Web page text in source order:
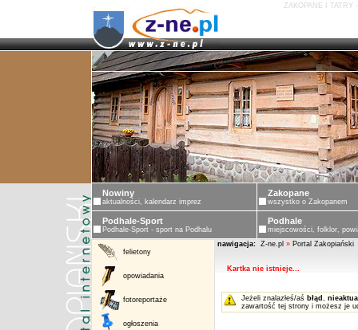
ZAKOPANE I TATRY
Nowiny
aktualności, kalendarz imprez
Zakopane
wszystko o Zakopanem
Podhale-Sport
Podhale-Sport - sport na Podhalu
Podhale
miejscowości, folklor,
felietony
opowiadania
fotoreportaże
ogłoszenia
nawigacja: Z-ne.pl » Portal Zakopiański
Kartka nie istnieje...
Jeżeli znalazłeś/aś błąd ,
zawartość tej strony i możesz je